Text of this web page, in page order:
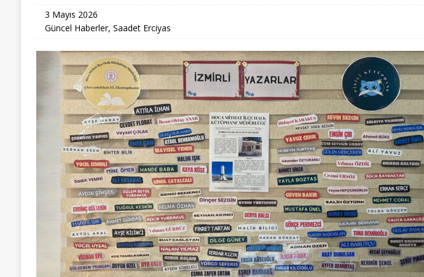
3 Mayıs 2026
Güncel Haberler, Saadet Erciyas